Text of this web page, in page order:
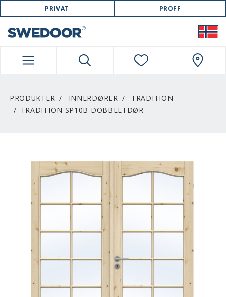
SWEDOOR NAVIGATION
PRIVAT PROFF
PRODUKTER INNERDØRER
TRADITION
TRADITION SP10B DOBBELTDØR